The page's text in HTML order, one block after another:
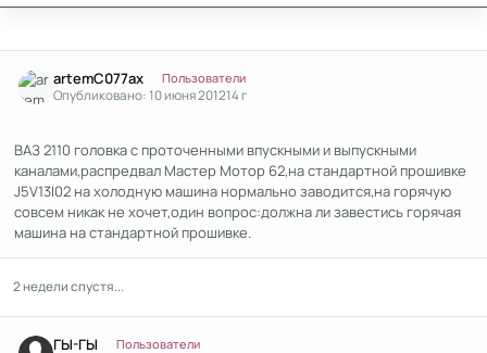
artemC077ax Пользователи
Опубликовано:10 июня 201214 г
ВАЗ 2110 головка с проточенными впускными и выпускными
каналами,распредвал Мастер Мотор 62,на стандартной прошивке
J5V13I02 на холодную машина нормально заводится,на горячую
совсем никак не хочет,один вопрос:должна ли завестись горячая
машина на стандартной прошивке.
2 недели спустя...
ГЫ-ГЫ Пользователи